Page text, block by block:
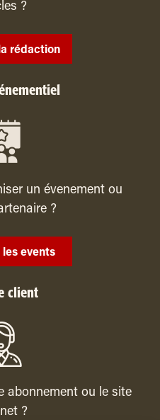
?
rédaction
un évenement ou
?
events
client
abonnement ou le site
?